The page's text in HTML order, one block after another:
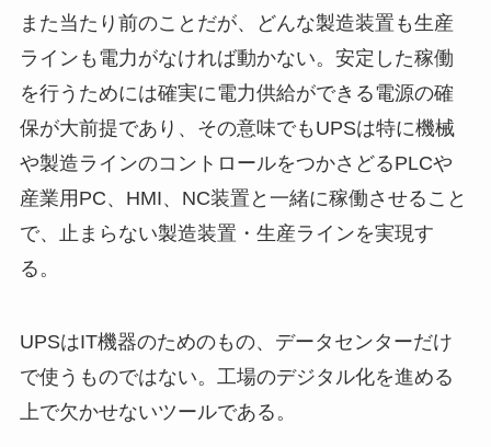
また当たり前のことだが、どんな製造装置も生産
ラインも電力がなければ動かない。安定した稼働
を行うためには確実に電力供給ができる電源の確
保が大前提であり、その意味でもUPSは特に機械
や製造ラインのコントロールをつかさどるPLCや
産業用PC、HMI、NC装置と一緒に稼働させること
で、止まらない製造装置・生産ラインを実現す
る。
UPSはIT機器のためのもの、データセンターだけ
で使うものではない。工場のデジタル化を進める
上で欠かせないツールである。